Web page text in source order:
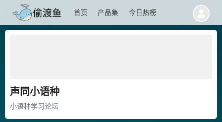
首页 产品集 今日热榜
声同小语种
小语种学习论坛